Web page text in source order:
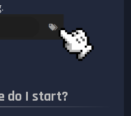
do I start?